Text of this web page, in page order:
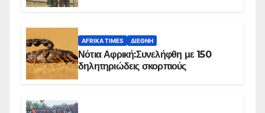
AFRIKA TIMES ΔΙΕΘΝΉ
Νότια Αφρική:Συνελήφθη με 150
δηλητηριώδεις σκορπιούς